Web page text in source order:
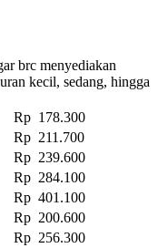
brc menyediakan
kecil, sedang, hingga
Rp 178.300
Rp 211.700
Rp 239.600
Rp 284.100
Rp 401.100
Rp 200.600
Rp 256.300